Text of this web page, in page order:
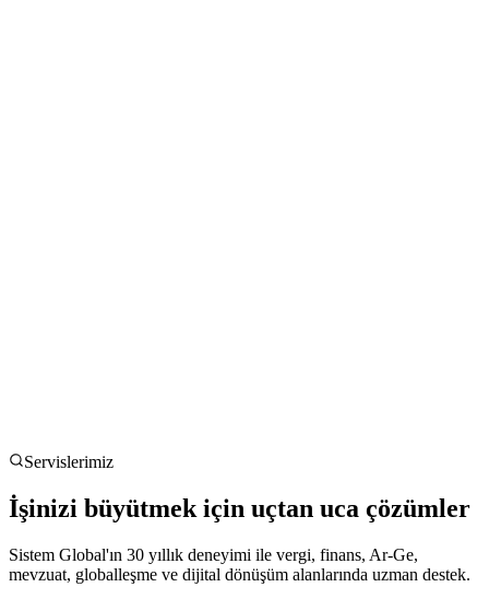
Servislerimiz
İşinizi büyütmek için uçtan uca çözümler
Sistem Global'ın 30 yıllık deneyimi ile vergi, finans, Ar-Ge,
mevzuat, globalleşme ve dijital dönüşüm alanlarında uzman destek.